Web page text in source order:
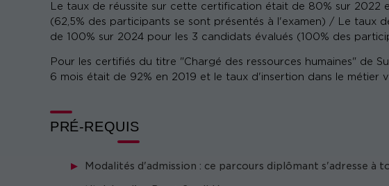
Le taux de réussite sur cette certification était de 80% sur 2022
(62,5% des participants se sont présentés à l'examen) / Le taux
de 100% sur 2024 pour les 3 candidats évalués (100% des
Pour les certifiés du titre "Chargé des ressources humaines" de
6 mois était de 92% en 2019 et le taux d'insertion dans le métier
PRÉ-REQUIS
Modalités d'admission : ce parcours diplômant s'adresse à